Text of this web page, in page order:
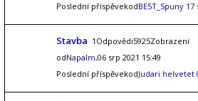
Poslední příspěvekodBE5T_Spuny 17
Stavba 1Odpovědi5925Zobrazení
odNapalm,06 srp 2021 15:49
Poslední příspěvekodJudari helvetet